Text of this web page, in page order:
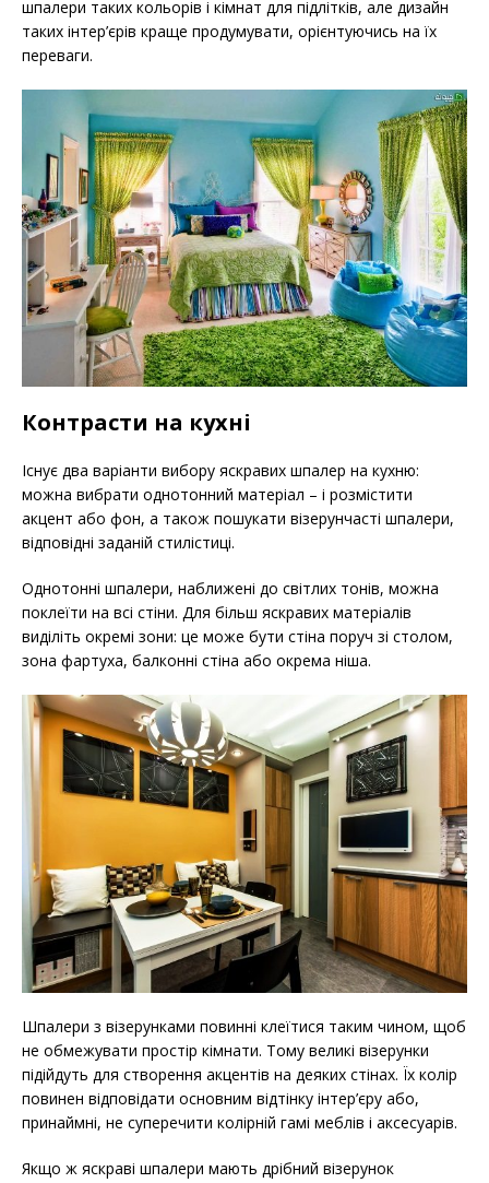
шпалери таких кольорів і кімнат для підлітків, але дизайн
таких інтер’єрів краще продумувати, орієнтуючись на їх
переваги.
Контрасти на кухні
Існує два варіанти вибору яскравих шпалер на кухню:
можна вибрати однотонний матеріал – і розмістити
акцент або фон, а також пошукати візерунчасті шпалери,
відповідні заданій стилістиці.
Однотонні шпалери, наближені до світлих тонів, можна
поклеїти на всі стіни. Для більш яскравих матеріалів
виділіть окремі зони: це може бути стіна поруч зі столом,
зона фартуха, балконні стіна або окрема ніша.
Шпалери з візерунками повинні клеїтися таким чином, щоб
не обмежувати простір кімнати. Тому великі візерунки
підійдуть для створення акцентів на деяких стінах. Їх колір
повинен відповідати основним відтінку інтер’єру або,
принаймні, не суперечити колірній гамі меблів і аксесуарів.
Якщо ж яскраві шпалери мають дрібний візерунок